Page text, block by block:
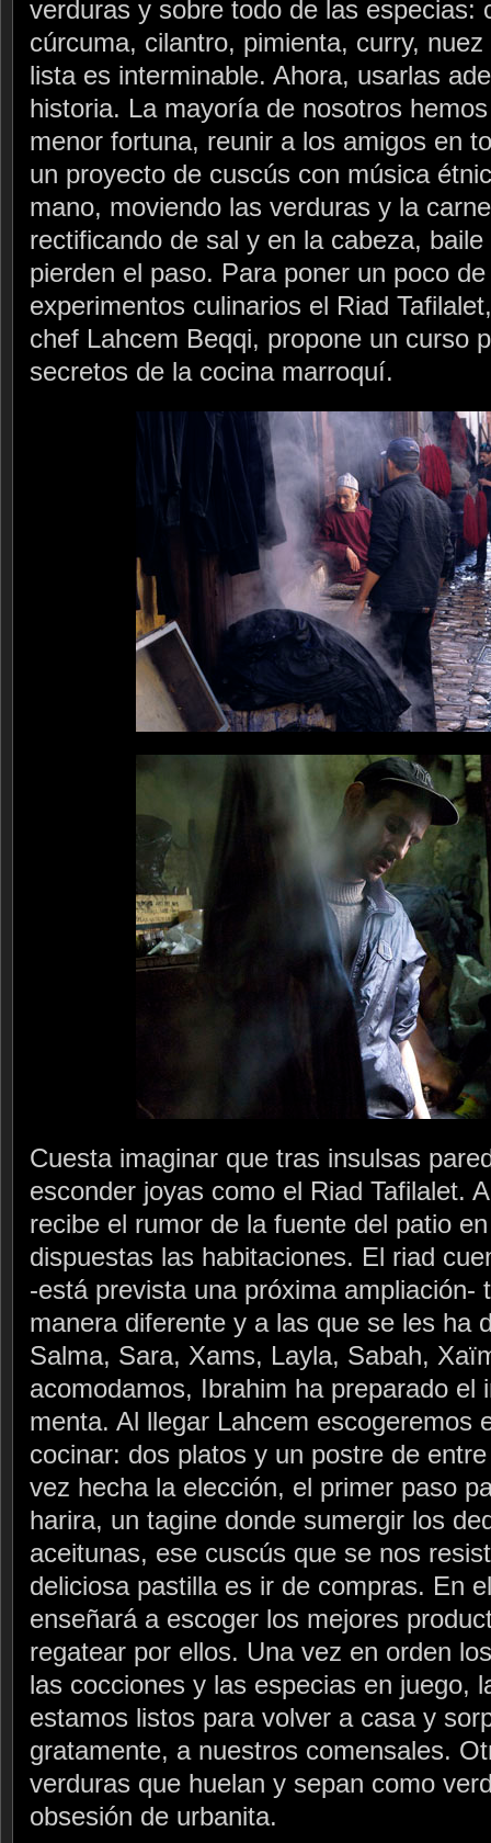
verduras y sobre todo de las especias:
cúrcuma, cilantro, pimienta, curry,
lista es interminable. Ahora, usarlas
historia. La mayoría de nosotros
menor fortuna, reunir a los amigos en
un proyecto de cuscús con música
mano, moviendo las verduras y la
rectificando de sal y en la cabeza,
pierden el paso. Para poner un poco
experimentos culinarios el Riad
chef Lahcem Beqqi, propone un curso
secretos de la cocina marroquí.
Cuesta imaginar que tras insulsas
esconder joyas como el Riad Tafilalet.
recibe el rumor de la fuente del patio
dispuestas las habitaciones. El riad
-está prevista una próxima ampliación-
manera diferente y a las que se les ha
Salma, Sara, Xams, Layla, Sabah,
acomodamos, Ibrahim ha preparado el
menta. Al llegar Lahcem escogeremos
cocinar: dos platos y un postre de
vez hecha la elección, el primer paso
harira, un tagine donde sumergir los
aceitunas, ese cuscús que se nos
deliciosa pastilla es ir de compras. En
enseñará a escoger los mejores
regatear por ellos. Una vez en orden
las cocciones y las especias en juego,
estamos listos para volver a casa y
gratamente, a nuestros comensales.
verduras que huelan y sepan como
obsesión de urbanita.